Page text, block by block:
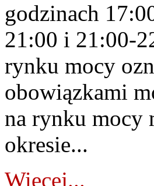
godzinach
21:00 i 21:00-
rynku mocy
obowiązkami
na rynku mocy
okresie...
Więcej...